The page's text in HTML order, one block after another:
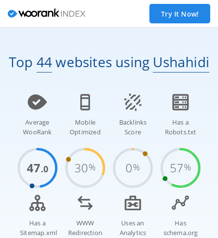
Try It Now!
Top 44websites using Ushahidi
Average
WooRank
47.0
Mobile
Optimized
30%
Backlinks
Score
0%
Has a
Robots.txt
57%
Has a
Sitemap.xml
WWW
Redirection
Uses an
Analytics
Has
schema.org